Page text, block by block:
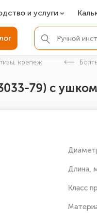
и услуги
фундамента
детали
крепеж
79) с
Длина,
Класс